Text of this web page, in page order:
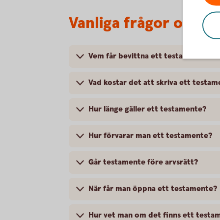
Vanliga frågor och
Vem får bevittna ett testamente?
Vad kostar det att skriva ett
Hur länge gäller ett testamente?
Hur förvarar man ett testamente?
Går testamente före arvsrätt?
När får man öppna ett testamente?
Hur vet man om det finns ett